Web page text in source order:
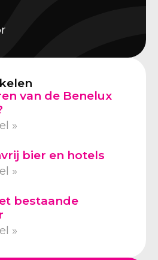
van de Benelux
»
bier en hotels
»
bestaande
»